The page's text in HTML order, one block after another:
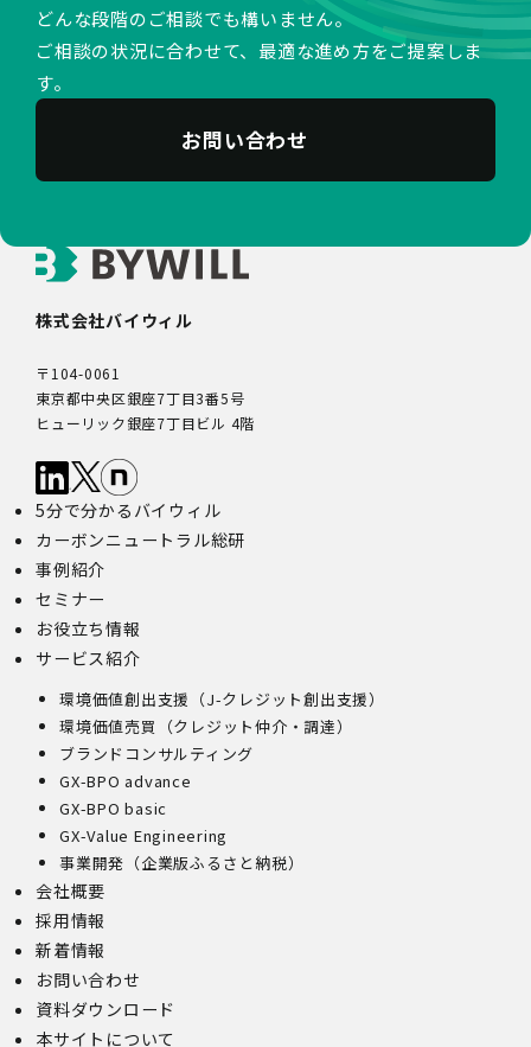
どんな段階のご相談でも構いません。
ご相談の状況に合わせて、最適な進め方をご提案しま
す。
お問い合わせ
株式会社バイウィル
〒104-0061
東京都中央区銀座7丁目3番5号
ヒューリック銀座7丁目ビル 4階
5分で分かるバイウィル
カーボンニュートラル総研
事例紹介
セミナー
お役立ち情報
サービス紹介
環境価値創出支援（J-クレジット創出支援）
環境価値売買（クレジット仲介・調達）
ブランドコンサルティング
GX-BPO advance
GX-BPO basic
GX-Value Engineering
事業開発（企業版ふるさと納税）
会社概要
採用情報
新着情報
お問い合わせ
資料ダウンロード
本サイトについて